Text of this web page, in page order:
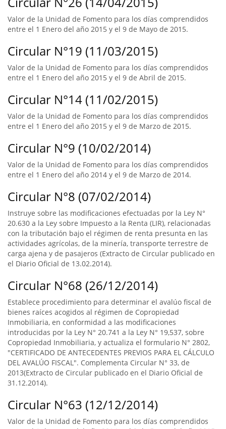
Valor de la Unidad de Fomento para los días comprendidos
entre el 1 Enero del año 2015 y el 9 de Mayo de 2015.
Circular N°19 (11/03/2015)
Valor de la Unidad de Fomento para los días comprendidos
entre el 1 Enero del año 2015 y el 9 de Abril de 2015.
Circular N°14 (11/02/2015)
Valor de la Unidad de Fomento para los días comprendidos
entre el 1 Enero del año 2015 y el 9 de Marzo de 2015.
Circular N°9 (10/02/2014)
Valor de la Unidad de Fomento para los días comprendidos
entre el 1 Enero del año 2014 y el 9 de Marzo de 2014.
Circular N°8 (07/02/2014)
Instruye sobre las modificaciones efectuadas por la Ley N°
20.630 a la Ley sobre Impuesto a la Renta (LIR), relacionadas
con la tributación bajo el régimen de renta presunta en las
actividades agrícolas, de la minería, transporte terrestre de
carga ajena y de pasajeros (Extracto de Circular publicado en
el Diario Oficial de 13.02.2014).
Circular N°68 (26/12/2014)
Establece procedimiento para determinar el avalúo fiscal de
bienes raíces acogidos al régimen de Copropiedad
Inmobiliaria, en conformidad a las modificaciones
introducidas por la Ley N° 20.741 a la Ley N° 19,537, sobre
Copropiedad Inmobiliaria, y actualiza el formulario N° 2802,
"CERTIFICADO DE ANTECEDENTES PREVIOS PARA EL CÁLCULO
DEL AVALÚO FISCAL". Complementa Circular N° 33, de
2013(Extracto de Circular publicado en el Diario Oficial de
31.12.2014).
Circular N°63 (12/12/2014)
Valor de la Unidad de Fomento para los días comprendidos